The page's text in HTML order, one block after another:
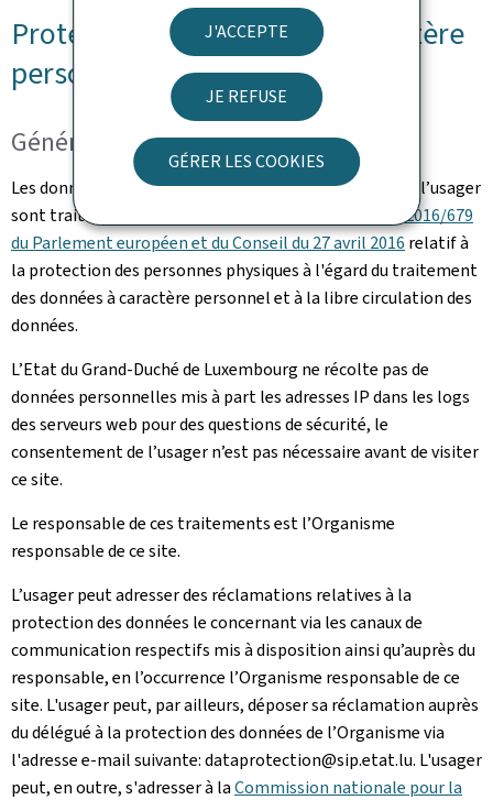
J'ACCEPTE
JE REFUSE
GÉRER LES COOKIES
Protection des données à caractère
personnel
Généralités
Les données à caractère personnel communiquées par l’usager
sont traitées en conformité avec le
Règlement (UE) 2016/679
du Parlement européen et du Conseil du 27 avril 2016 relatif à
la protection des personnes physiques à l'égard du traitement
des données à caractère personnel et à la libre circulation des
données.
L’Etat du Grand-Duché de Luxembourg ne récolte pas de
données personnelles mis à part les adresses IP dans les logs
des serveurs web pour des questions de sécurité, le
consentement de l’usager n’est pas nécessaire avant de visiter
ce site.
Le responsable de ces traitements est l’Organisme
responsable de ce site.
L’usager peut adresser des réclamations relatives à la
protection des données le concernant via les canaux de
communication respectifs mis à disposition ainsi qu’auprès du
responsable, en l’occurrence l’Organisme responsable de ce
site. L'usager peut, par ailleurs, déposer sa réclamation auprès
du délégué à la protection des données de l’Organisme via
l'adresse e-mail suivante: dataprotection@sip.etat.lu. L'usager
peut, en outre, s'adresser à laCommission nationale pour la